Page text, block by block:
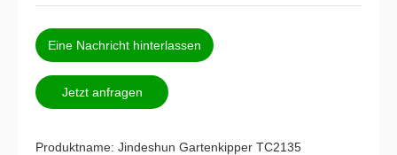
Eine Nachricht hinterlassen
Jetzt anfragen
Produktname: Jindeshun Gartenkipper TC2135